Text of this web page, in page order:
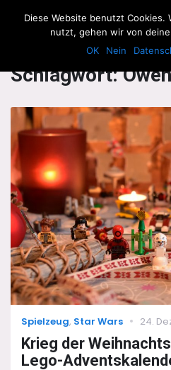
The Howling
Schlagwort:
Categories
Spielzeug, Star Wars
Posted
24.
Krieg der
Lego-
Diese Website benutzt Cookies.
nutzt, gehen wir von
OK
Nein